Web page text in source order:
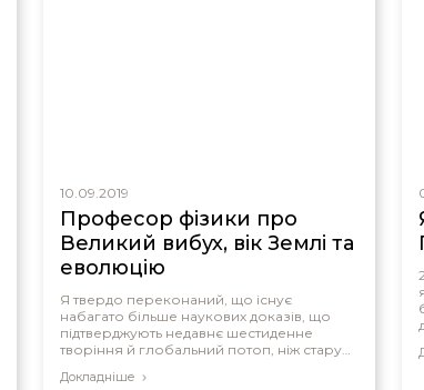
10.09.2019
Професор фізики про
Великий вибух, вік Землі та
еволюцію
Я твердо переконаний, що існує
набагато більше наукових доказів, що
підтверджують недавнє шестиденне
творіння й глобальний потоп, ніж стару
Докладніше